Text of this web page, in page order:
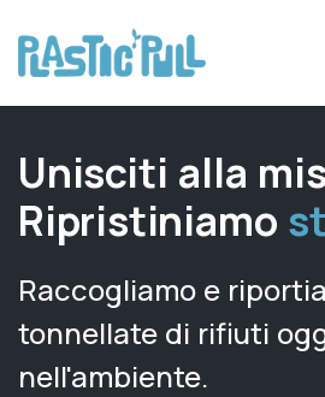
Unisciti alla
Ripristiniamo
Raccogliamo e
tonnellate di rifiuti
nell'ambiente.